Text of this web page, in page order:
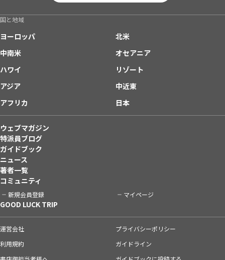
国と地域
ヨーロッパ
北米
中南米
オセアニア
ハワイ
リゾート
アジア
中近東
アフリカ
日本
ウェブマガジン
特派員ブログ
ガイドブック
ニュース
著者一覧
コミュニティ
新規会員登録 マイページ
GOOD LUCK TRIP
運営会社
プライバシーポリシー
利用規約
ガイドライン